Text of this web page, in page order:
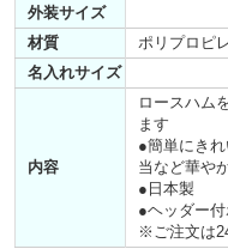
外装サイズ
材質
ポリプロピ
名入れサイズ
内容
ロースハム
ます
●簡単にき
当など華や
●日本製
●ヘッダー
※ご注文は